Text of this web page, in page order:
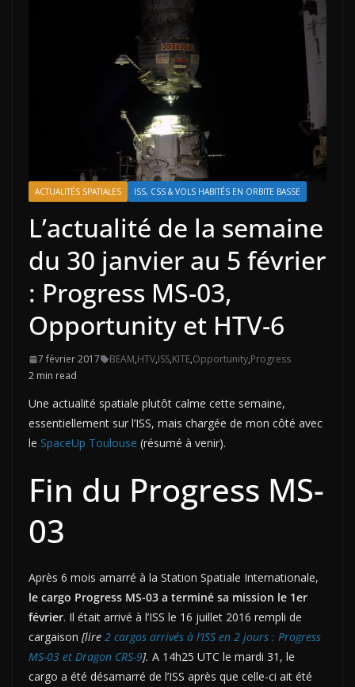
ACTUALITÉS SPATIALES ISS, CSS & VOLS HABITÉS EN ORBITE BASSE
L’actualité de la semaine
du 30 janvier au 5 février
: Progress MS-03,
Opportunity et HTV-6
7 février 2017 BEAM,HTV,ISS,KITE,Opportunity,Progress
2 min read
Une actualité spatiale plutôt calme cette semaine,
essentiellement sur l’ISS, mais chargée de mon côté avec
le SpaceUp Toulouse (résumé à venir).
Fin du Progress MS-
03
Après 6 mois amarré à la Station Spatiale Internationale,
le cargo Progress MS-03 a terminé sa mission le 1er
février. Il était arrivé à l’ISS le 16 juillet 2016 rempli de
cargaison [lire 2 cargos arrivés à l’ISS en 2 jours : Progress
MS-03 et Dragon CRS-9]. A 14h25 UTC le mardi 31, le
cargo a été désamarré de l’ISS après que celle-ci ait été